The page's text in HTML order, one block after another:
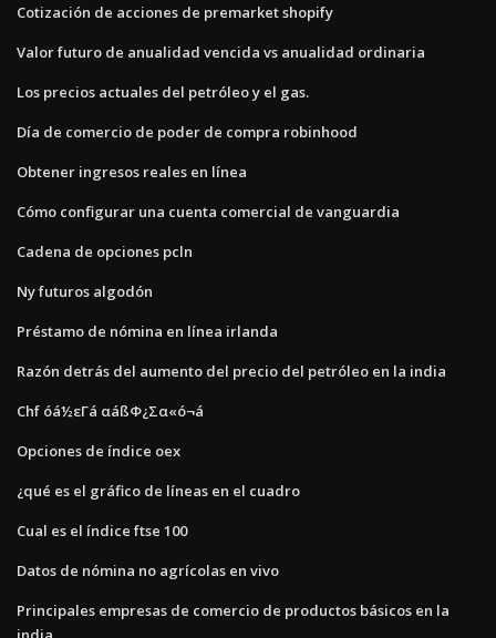
Cotización de acciones de premarket shopify
Valor futuro de anualidad vencida vs anualidad ordinaria
Los precios actuales del petróleo y el gas.
Día de comercio de poder de compra robinhood
Obtener ingresos reales en línea
Cómo configurar una cuenta comercial de vanguardia
Cadena de opciones pcln
Ny futuros algodón
Préstamo de nómina en línea irlanda
Razón detrás del aumento del precio del petróleo en la india
Chf óá½εΓá αáßΦ¿Σα«ó¬á
Opciones de índice oex
¿qué es el gráfico de líneas en el cuadro
Cual es el índice ftse 100
Datos de nómina no agrícolas en vivo
Principales empresas de comercio de productos básicos en la